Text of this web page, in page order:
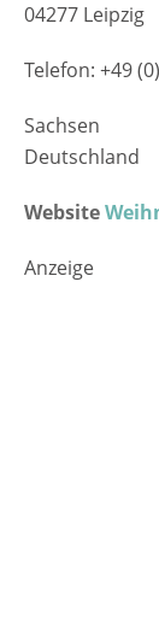
04277 Leipzig
Telefon: +49
Sachsen
Deutschland
Website
Anzeige